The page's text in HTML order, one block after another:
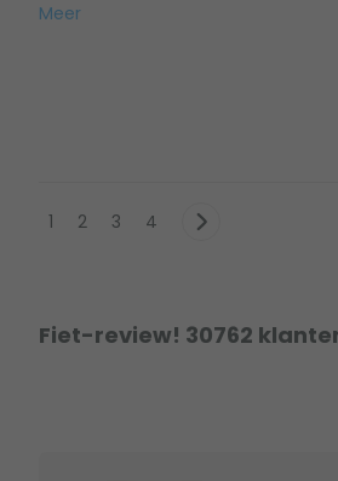
Meer
1 2 3 4
Fiet-review! 30762